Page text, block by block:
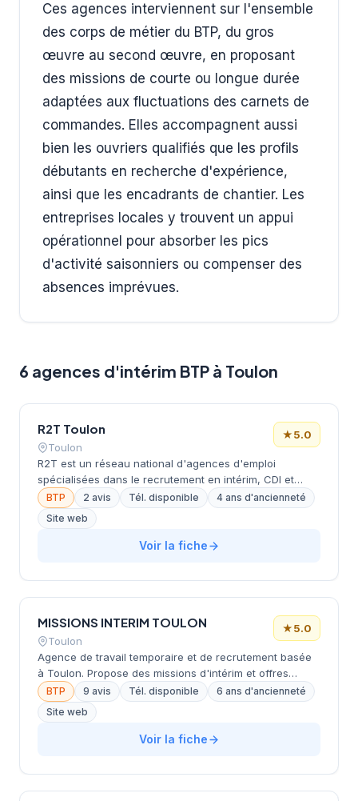
Ces agences interviennent sur l'ensemble
des corps de métier du BTP, du gros
œuvre au second œuvre, en proposant
des missions de courte ou longue durée
adaptées aux fluctuations des carnets de
commandes. Elles accompagnent aussi
bien les ouvriers qualifiés que les profils
débutants en recherche d'expérience,
ainsi que les encadrants de chantier. Les
entreprises locales y trouvent un appui
opérationnel pour absorber les pics
d'activité saisonniers ou compenser des
absences imprévues.
6 agences d'intérim BTP à Toulon
R2T Toulon
Toulon
★5.0
R2T est un réseau national d'agences d'emploi
spécialisées dans le recrutement en intérim, CDI et
CDD. Le cabinet intervient principalement dans les
secteurs du BTP, de l'environnement, de l'industrie, du
transport & logistique et du tertiaire. Il propose des
postes variés (électricien, mécanicien, conducteur de
BTP 2 avis Tél. disponible
4 ans d'ancienneté
Site web
Voir la fiche
MISSIONS INTERIM TOULON
Toulon
★5.0
Agence de travail temporaire et de recrutement basée
à Toulon. Propose des missions d'intérim et offres
d'emploi dans plusieurs secteurs, notamment le
bâtiment et la construction. Couvre une zone
géographique régionale incluant Montpellier, Toulouse,
Perpignan et d'autres villes du sud de la France. Offre
BTP 9 avis Tél. disponible
6 ans d'ancienneté
Site web
Voir la fiche